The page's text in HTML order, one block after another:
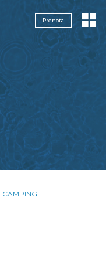
servizi
Prenota
CAMPING